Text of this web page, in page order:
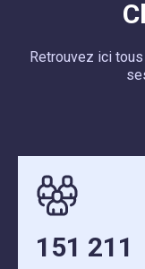
Retrouvez ici
151 211